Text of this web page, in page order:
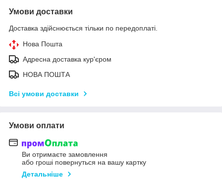
Умови доставки
Доставка здійснюється тільки по передоплаті.
Нова Пошта
Адресна доставка кур'єром
НОВА ПОШТА
Всі умови доставки
Умови оплати
Ви отримаєте замовлення
або гроші повернуться на вашу картку
Детальніше